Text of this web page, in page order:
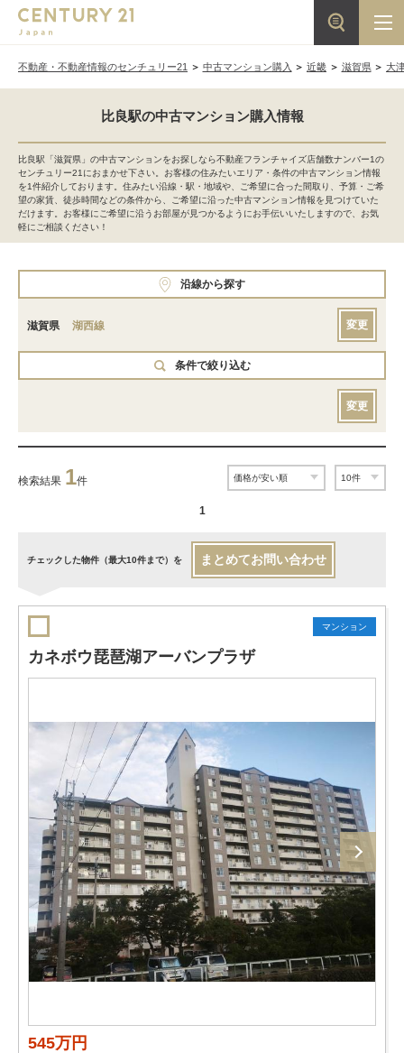
不動産・不動産情報のセンチュリー21 中古マンション購入 近畿 滋賀県 大
比良駅の中古マンション購入情報
比良駅「滋賀県」の中古マンションをお探しなら不動産フランチャイズ店舗数ナンバー1の
センチュリー21におまかせ下さい。お客様の住みたいエリア・条件の中古マンション情報
を1件紹介しております。住みたい沿線・駅・地域や、ご希望に合った間取り、予算・ご希
望の家賃、徒歩時間などの条件から、ご希望に沿った中古マンション情報を見つけていた
だけます。お客様にご希望に沿うお部屋が見つかるようにお手伝いいたしますので、お気
軽にご相談ください！
沿線から探す
滋賀県 湖西線 変更
条件で絞り込む
変更
検索結果 1件
1
チェックした物件（最大10件まで）を まとめてお問い合わせ
マンション
カネボウ琵琶湖アーバンプラザ
545万円